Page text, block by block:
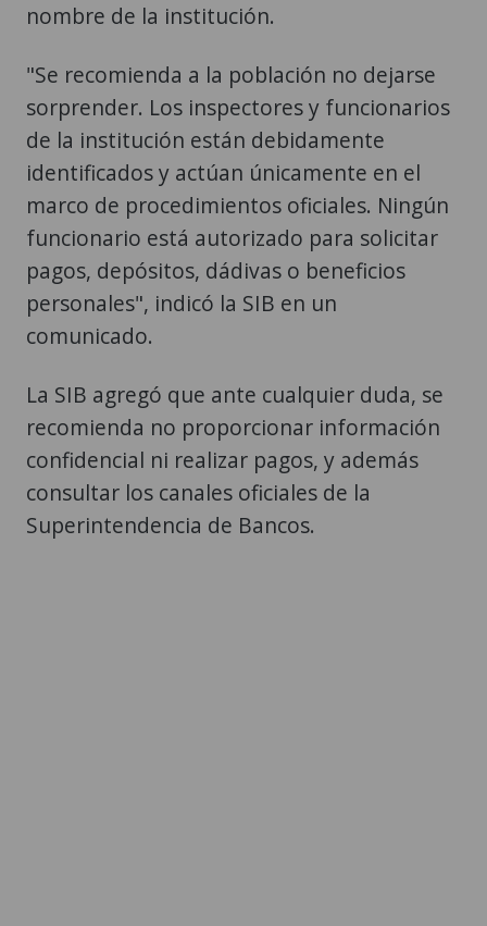
nombre de la institución.
"Se recomienda a la población no dejarse
sorprender. Los inspectores y funcionarios
de la institución están debidamente
identificados y actúan únicamente en el
marco de procedimientos oficiales. Ningún
funcionario está autorizado para solicitar
pagos, depósitos, dádivas o beneficios
personales", indicó la SIB en un
comunicado.
La SIB agregó que ante cualquier duda, se
recomienda no proporcionar información
confidencial ni realizar pagos, y además
consultar los canales oficiales de la
Superintendencia de Bancos.